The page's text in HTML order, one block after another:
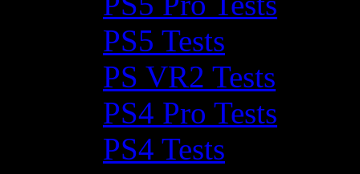
PS5 Tests
PS VR2 Tests
PS4 Pro Tests
PS4 Tests